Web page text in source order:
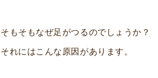
そもそもなぜ足がつるのでしょうか？
それにはこんな原因があります。